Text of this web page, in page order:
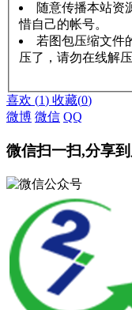
随意传播本站资
惜自己的帐号。
若图包压缩文件
压了，请勿在线解压
喜欢 (1) 收藏(0)
微博 微信 QQ
微信扫一扫,分享